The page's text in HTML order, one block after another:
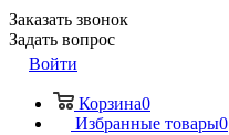
Заказать звонок
Задать вопрос
Войти
Корзина0
Избранные товары0